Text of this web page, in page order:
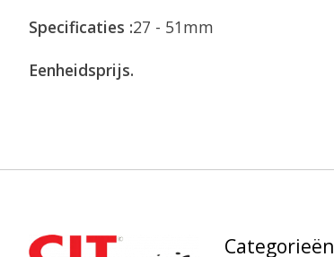
Specificaties :27 - 51mm
Eenheidsprijs.
Categorieën